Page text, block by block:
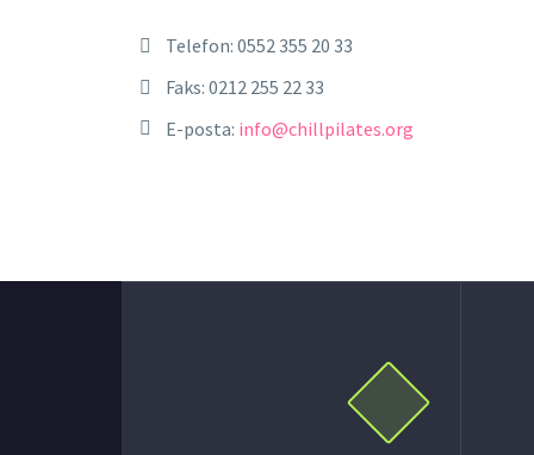
Telefon: 0552 355 20 33
Faks: 0212 255 22 33
E-posta: info@chillpilates.org